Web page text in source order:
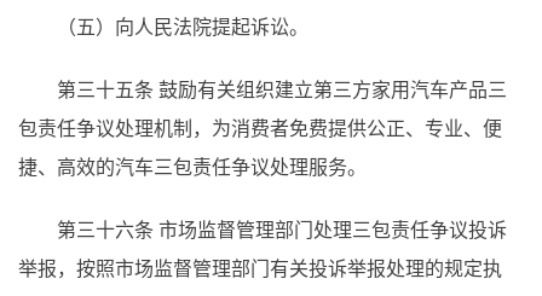
（五）向人民法院提起诉讼。
第三十五条 鼓励有关组织建立第三方家用汽车产品三
包责任争议处理机制，为消费者免费提供公正、专业、便
捷、高效的汽车三包责任争议处理服务。
第三十六条 市场监督管理部门处理三包责任争议投诉
举报，按照市场监督管理部门有关投诉举报处理的规定执